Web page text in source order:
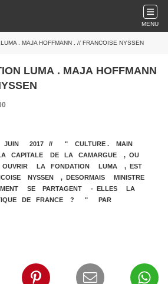
MENU
. MAJA HOFFMANN . // FRANCOISE NYSSEN
NYSSEN
JUIN 2017 // " CULTURE . MAIN
CAPITALE DE LA CAMARGUE , OU
LA FONDATION LUMA , EST
NYSSEN , DESORMAIS MINISTRE
SE PARTAGENT - ELLES LA
DE FRANCE ? " PAR